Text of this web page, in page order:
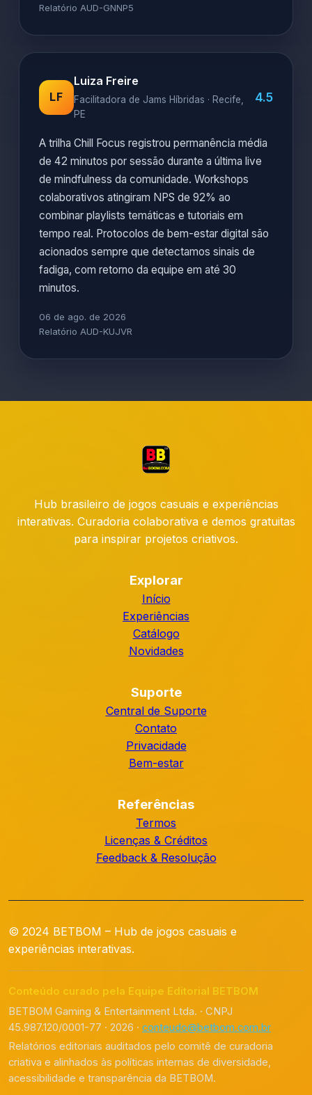
Relatório AUD-GNNP5
LF
Luiza Freire
Facilitadora de Jams Híbridas · Recife,
PE
4.5
A trilha Chill Focus registrou permanência média
de 42 minutos por sessão durante a última live
de mindfulness da comunidade. Workshops
colaborativos atingiram NPS de 92% ao
combinar playlists temáticas e tutoriais em
tempo real. Protocolos de bem-estar digital são
acionados sempre que detectamos sinais de
fadiga, com retorno da equipe em até 30
minutos.
06 de ago. de 2026
Relatório AUD-KUJVR
Hub brasileiro de jogos casuais e experiências
interativas. Curadoria colaborativa e demos gratuitas
para inspirar projetos criativos.
Explorar
Início
Experiências
Catálogo
Novidades
Suporte
Central de Suporte
Contato
Privacidade
Bem-estar
Referências
Termos
Licenças & Créditos
Feedback & Resolução
© 2024 BETBOM – Hub de jogos casuais e
experiências interativas.
Conteúdo curado pela Equipe Editorial BETBOM
BETBOM Gaming & Entertainment Ltda. · CNPJ
45.987.120/0001-77 · 2026 · conteudo@betbom.com.br
Relatórios editoriais auditados pelo comitê de curadoria
criativa e alinhados às políticas internas de diversidade,
acessibilidade e transparência da BETBOM.